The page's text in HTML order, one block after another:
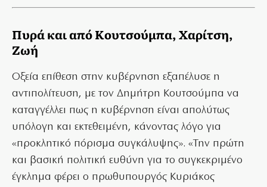
Πυρά και από Κουτσούμπα, Χαρίτση,
Ζωή
Οξεία επίθεση στην κυβέρνηση εξαπέλυσε η
αντιπολίτευση, με τον Δημήτρη Κουτσούμπα να
καταγγέλλει πως η κυβέρνηση είναι απολύτως
υπόλογη και εκτεθειμένη, κάνοντας λόγο για
«προκλητικό πόρισμα συγκάλυψης». «Την πρώτη
και βασική πολιτική ευθύνη για το συγκεκριμένο
έγκλημα φέρει ο πρωθυπουργός Κυριάκος